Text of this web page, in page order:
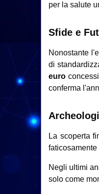
per la salute
Sfide e
Nonostante
di
euro
conferma
La scoperta
Negli ultimi
solo come